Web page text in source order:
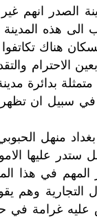
انهم
الى هذه
هناك
الاحترام
بدائرة
سبيل ان تظهر
بغداد منهل
ستدر عليها
المهم في هذا
التجارية وهم
عليه غرامة في